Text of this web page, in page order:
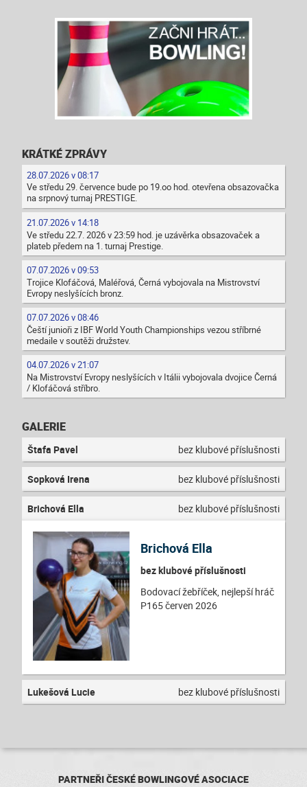
KRÁTKÉ ZPRÁVY
28.07.2026 v 08:17
Ve středu 29. července bude po 19.oo hod. otevřena obsazovačka
na srpnový turnaj PRESTIGE.
21.07.2026 v 14:18
Ve středu 22.7. 2026 v 23:59 hod. je uzávěrka obsazovaček a
plateb předem na 1. turnaj Prestige.
07.07.2026 v 09:53
Trojice Klofáčová, Maléřová, Černá vybojovala na Mistrovství
Evropy neslyšících bronz.
07.07.2026 v 08:46
Čeští junioři z IBF World Youth Championships vezou stříbrné
medaile v soutěži družstev.
04.07.2026 v 21:07
Na Mistrovství Evropy neslyšících v Itálii vybojovala dvojice Černá
/ Klofáčová stříbro.
GALERIE
Štafa Pavel bez klubové příslušnosti
Sopková Irena bez klubové příslušnosti
Brichová Ella bez klubové příslušnosti
Brichová Ella
bez klubové příslušnosti
Bodovací žebříček, nejlepší hráč
P165 červen 2026
Lukešová Lucie bez klubové příslušnosti
PARTNEŘI ČESKÉ BOWLINGOVÉ ASOCIACE